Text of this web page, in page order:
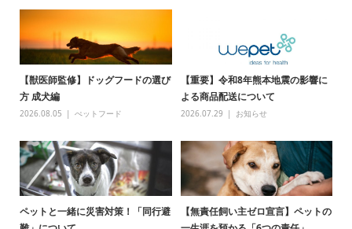
【獣医師監修】ドッグフードの選び
方 成犬編
2026.08.05 ぺットフード
【重要】令和8年熊本地震の影響に
よる商品配送について
2026.07.29 お知らせ
ペットと一緒に災害対策！「同行避
【無責任飼い主ゼロ宣言】ペットの